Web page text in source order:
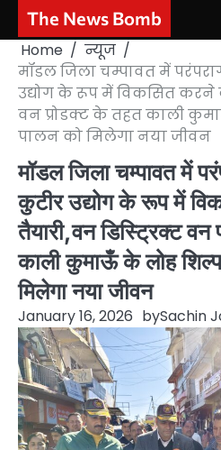
Skip
content
The News Bomb
Home
न्यूज
मॉडल जिला चम्पावत में
उद्योग के रूप में विकसित करने
वन प्रोडक्ट के तहत काली
पालन को मिलेगा नया जीवन
मॉडल जिला चम्पावत में
कुटीर उद्योग के रूप में
तैयारी,वन डिस्ट्रिक्ट
काली कुमाऊँ के लोह
मिलेगा नया जीवन
January 16, 2026 bySachin